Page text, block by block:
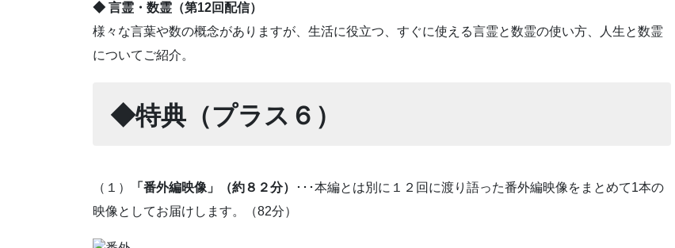
◆ 言霊・数霊（第12回配信）
様々な言葉や数の概念がありますが、生活に役立つ、すぐに使える言霊と数霊の使い方、人生と数霊
についてご紹介。
◆特典（プラス６）
（１） 「番外編映像」（約８２分）
･･･本編とは別に１２回に渡り語った番外編映像をまとめて1本の
映像としてお届けします。（82分）